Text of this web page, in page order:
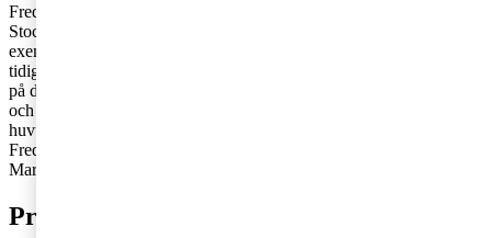
Fredrik Jonsson och Marc Gren arbetar på PwC:s kontor i
Stockholm. Fredrik är specialiserad på olika typer av punktskatter till
exempel energi-, miljö-, alkohol- och tobaksskatt. Fredrik har
tidigare arbetat som rättslig expert på Skatteverkets huvudkontor och
på domstol. Marc är specialiserad på klimatskatter, carbon pricing
och statligt stöd. Marc är f.d. Rådman och har tidigare arbetat som
huvudman för punktskatter på finansdepartementet.
Fredrik: 070-929 4163,
Marc: 073-860 18 84,
Prenumerera på Tax matters